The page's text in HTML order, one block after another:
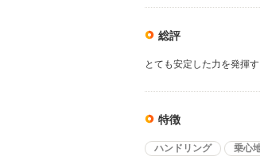
総評
とても安定した力を発揮
特徴
ハンドリング 乗心